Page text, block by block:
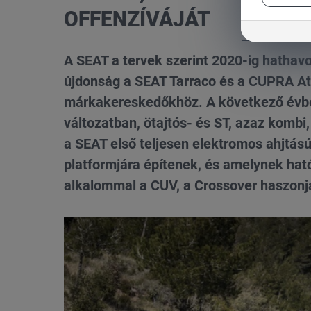
OFFENZÍVÁJÁT
A SEAT a tervek szerint 2020-ig
újdonság a SEAT Tarraco és a CUPRA
márkakereskedőkhöz. A következő
változatban, ötajtós- és ST, azaz
a SEAT első teljesen elektromos
platformjára építenek, és amelynek
alkalommal a CUV, a Crossover